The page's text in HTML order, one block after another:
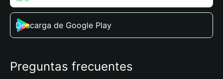
Descarga de Google Play
Preguntas frecuentes